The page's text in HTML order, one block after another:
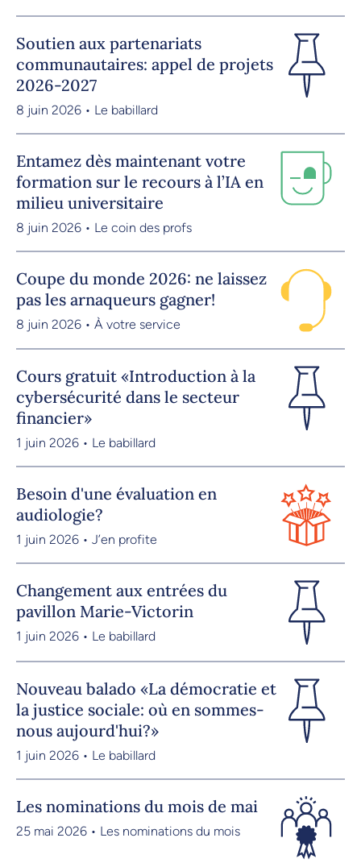
Soutien aux partenariats
communautaires: appel de projets
2026-2027
8 juin 2026 • Le babillard
Entamez dès maintenant votre
formation sur le recours à l’IA en
milieu universitaire
8 juin 2026 • Le coin des profs
Coupe du monde 2026: ne laissez
pas les arnaqueurs gagner!
8 juin 2026 • À votre service
Cours gratuit «Introduction à la
cybersécurité dans le secteur
financier»
1 juin 2026 • Le babillard
Besoin d'une évaluation en
audiologie?
1 juin 2026 • J’en profite
Changement aux entrées du
pavillon Marie-Victorin
1 juin 2026 • Le babillard
Nouveau balado «La démocratie et
la justice sociale: où en sommes-
nous aujourd'hui?»
1 juin 2026 • Le babillard
Les nominations du mois de mai
25 mai 2026 • Les nominations du mois